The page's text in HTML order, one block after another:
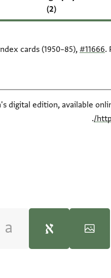
(2)
cards (1950–85), #11666.
digital edition, available
.